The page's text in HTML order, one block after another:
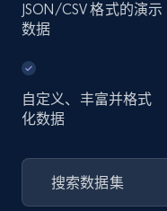
JSON/CSV 格式的演示
数据
自定义、丰富并格式
化数据